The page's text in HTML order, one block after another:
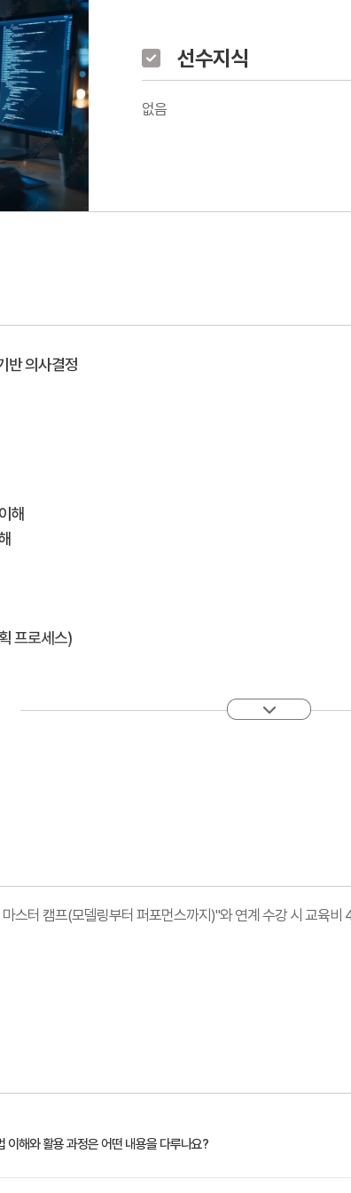
선수지식
없음
반 의사결정
해
프로세스)
스터 캠프(모델링부터 퍼포먼스까지)"와 연계 수강 시 교육비
해와 활용 과정은 어떤 내용을 다루나요?